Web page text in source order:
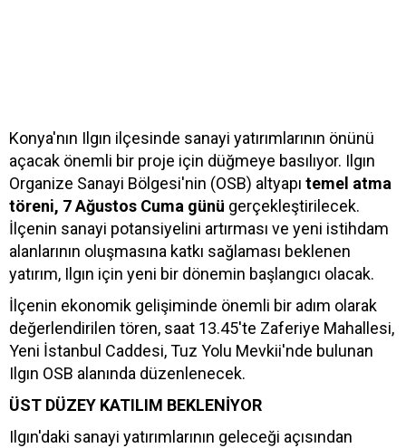
Konya'nın Ilgın ilçesinde sanayi yatırımlarının önünü
açacak önemli bir proje için düğmeye basılıyor. Ilgın
Organize Sanayi Bölgesi'nin (OSB) altyapı temel atma
töreni, 7 Ağustos Cuma günü gerçekleştirilecek.
İlçenin sanayi potansiyelini artırması ve yeni istihdam
alanlarının oluşmasına katkı sağlaması beklenen
yatırım, Ilgın için yeni bir dönemin başlangıcı olacak.
İlçenin ekonomik gelişiminde önemli bir adım olarak
değerlendirilen tören, saat 13.45'te Zaferiye Mahallesi,
Yeni İstanbul Caddesi, Tuz Yolu Mevkii'nde bulunan
Ilgın OSB alanında düzenlenecek.
ÜST DÜZEY KATILIM BEKLENİYOR
Ilgın'daki sanayi yatırımlarının geleceği açısından